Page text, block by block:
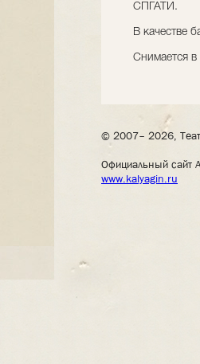
СПГАТИ.
В качестве
Снимается в
© 2007– 2026,
Официальный сайт
www.kalyagin.ru